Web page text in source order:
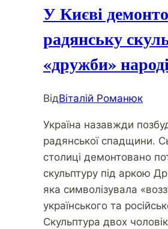
У Києві
радянську
«дружби»
ВідВіталій Романюк
Україна назавжди
радянської спадщини.
столиці демонтовано
скульптуру під аркою
яка символізувала
українського та
Скульптура двох